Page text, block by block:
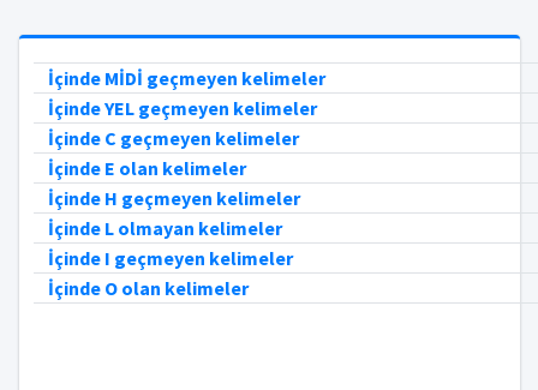
İçinde MİDİ geçmeyen kelimeler
İçinde YEL geçmeyen kelimeler
İçinde C geçmeyen kelimeler
İçinde E olan kelimeler
İçinde H geçmeyen kelimeler
İçinde L olmayan kelimeler
İçinde I geçmeyen kelimeler
İçinde O olan kelimeler